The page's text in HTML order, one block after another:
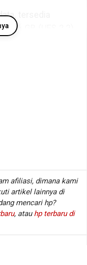
tersedia
GB (UFS 2.2).
memori RAM
Triple lens dan
baterainya
Oppo Reno8 Pro.
/ LTE / 5G
2400 px
v12
afiliasi, dimana kami
artikel lainnya di
mencari hp?
, atau hp terbaru di